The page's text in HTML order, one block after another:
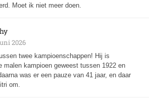
Moet ik niet meer doen.
2026
twee kampioenschappen! Hij is
malen kampioen geweest tussen 1922 en
was er een pauze van 41 jaar, en daar
om.